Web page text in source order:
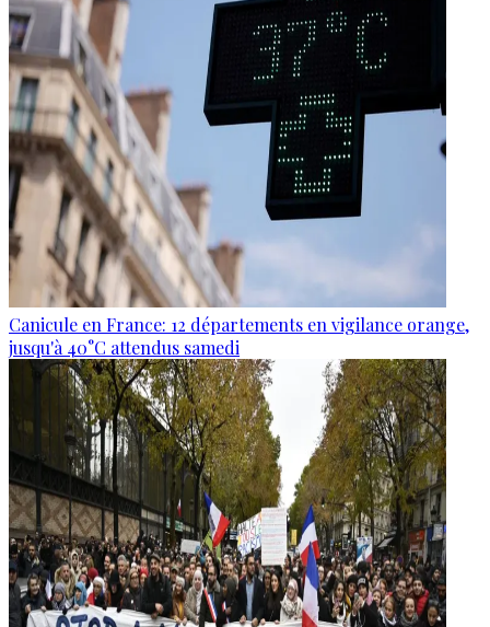
Canicule en France: 12 départements en vigilance orange,
jusqu'à 40°C attendus samedi